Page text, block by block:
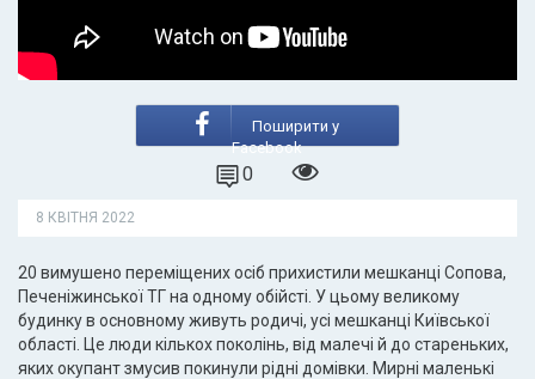
Поширити у
Facebook
0
8 КВІТНЯ 2022
20 вимушено переміщених осіб прихистили мешканці Сопова,
Печеніжинської ТГ на одному обійсті. У цьому великому
будинку в основному живуть родичі, усі мешканці Київської
області. Це люди кількох поколінь, від малечі й до стареньких,
яких окупант змусив покинули рідні домівки. Мирні маленькі